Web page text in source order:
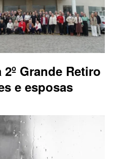
Grande Retiro
e esposas